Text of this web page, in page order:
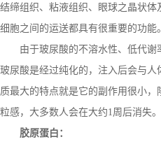
结缔组织、粘液组织、眼球之晶状
细胞之间的运送都具有很重要的功能。
由于玻尿酸的不溶水性、低代谢
玻尿酸是经过纯化的，注入后会与
质最大的特点就是它的副作用很小
粒感，大多数人会在大约1周后消失
胶原蛋白：